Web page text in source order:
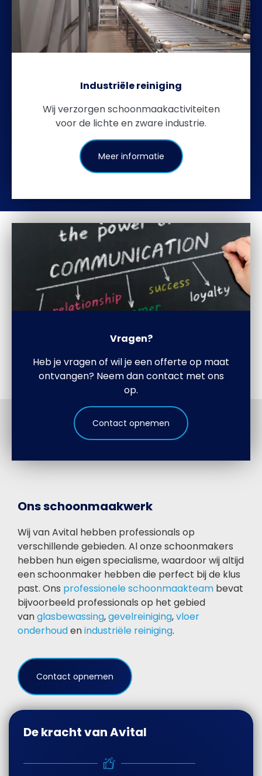
Industriële reiniging
Wij verzorgen schoonmaakactiviteiten
voor de lichte en zware industrie.
Meer informatie
Vragen?
Heb je vragen of wil je een offerte op maat
ontvangen? Neem dan contact met ons
op.
Contact opnemen
Ons schoonmaakwerk
Wij van Avital hebben professionals op
verschillende gebieden. Al onze schoonmakers
hebben hun eigen specialisme, waardoor wij altijd
een schoonmaker hebben die perfect bij de klus
past. Ons professionele schoonmaakteam bevat
bijvoorbeeld professionals op het gebied
vanglasbewassing,gevelreiniging,vloer
onderhoudenindustriële reiniging.
Contact opnemen
De kracht van Avital